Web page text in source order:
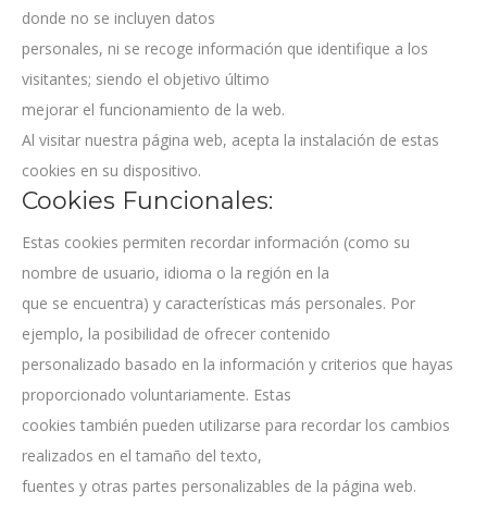
donde no se incluyen datos
personales, ni se recoge información que identifique a los
visitantes; siendo el objetivo último
mejorar el funcionamiento de la web.
Al visitar nuestra página web, acepta la instalación de estas
cookies en su dispositivo.
Cookies Funcionales:
Estas cookies permiten recordar información (como su
nombre de usuario, idioma o la región en la
que se encuentra) y características más personales. Por
ejemplo, la posibilidad de ofrecer contenido
personalizado basado en la información y criterios que hayas
proporcionado voluntariamente. Estas
cookies también pueden utilizarse para recordar los cambios
realizados en el tamaño del texto,
fuentes y otras partes personalizables de la página web.